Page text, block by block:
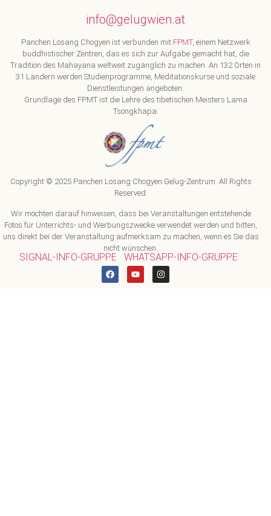
info@gelugwien.at
Panchen Losang Chogyen ist verbunden mit FPMT, einem Netzwerk
buddhistischer Zentren, das es sich zur Aufgabe gemacht hat, die
Tradition des Mahayana weltweit zugänglich zu machen. An 132 Orten in
31 Ländern werden Studienprogramme, Meditationskurse und soziale
Dienstleistungen angeboten.
Grundlage des FPMT ist die Lehre des tibetischen Meisters Lama
Tsongkhapa:
Copyright © 2025 Panchen Losang Chogyen Gelug-Zentrum. All Rights
Reserved.
Wir möchten darauf hinweisen, dass bei Veranstaltungen entstehende
Fotos für Unterrichts- und Werbungszwecke verwendet werden und bitten,
uns direkt bei der Veranstaltung aufmerksam zu machen, wenn es Sie das
nicht wünschen.
SIGNAL-INFO-GRUPPE WHATSAPP-INFO-GRUPPE